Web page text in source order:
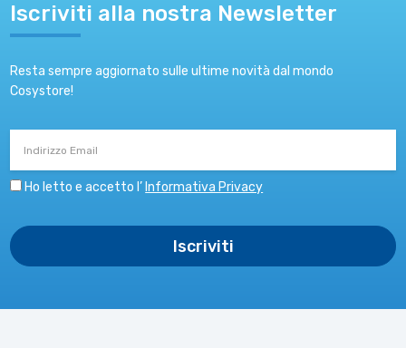
Iscriviti alla nostra Newsletter
Resta sempre aggiornato sulle ultime novità dal mondo
Cosystore!
Ho letto e accetto l’ Informativa Privacy